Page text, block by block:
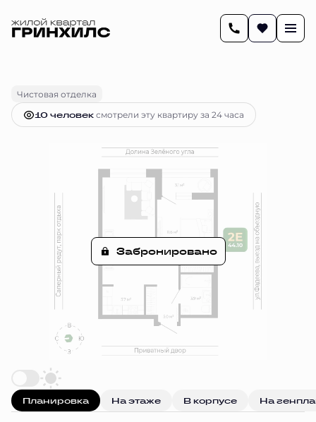
Чистовая отделка
10 человексмотрели эту квартиру за 24 часа
Забронировано
Планировка На этаже В корпусе На